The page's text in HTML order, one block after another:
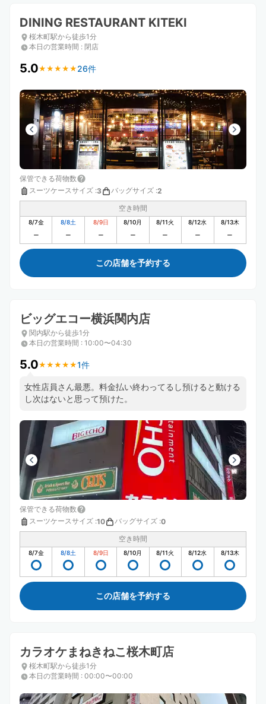
DINING RESTAURANT KITEKI
桜木町駅から徒歩1分
本日の営業時間 : 閉店
5.0★ ★ ★ ★ ★
★ ★ ★ ★ ★ 26件
保管できる荷物数
スーツケースサイズ :3 バッグサイズ :2
空き時間
8/7金 8/8土 8/9日 8/10月 8/11火 8/12水 8/13木
この店舗を予約する
ビッグエコー横浜関内店
関内駅から徒歩1分
本日の営業時間 : 10:00〜04:30
5.0★ ★ ★ ★ ★
★ ★ ★ ★ ★1件
女性店員さん最悪。料金払い終わってるし預けると動ける
し次はないと思って預けた。
保管できる荷物数
スーツケースサイズ :10 バッグサイズ :0
空き時間
8/7金 8/8土 8/9日 8/10月 8/11火 8/12水 8/13木
この店舗を予約する
カラオケまねきねこ桜木町店
桜木町駅から徒歩1分
本日の営業時間 : 00:00〜00:00